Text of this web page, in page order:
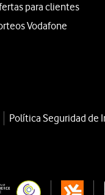
para clientes
Vodafone
Política Seguridad de